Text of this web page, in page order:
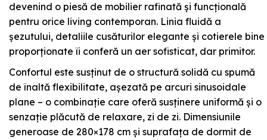
devenind o piesă de mobilier rafinată și funcțională
pentru orice living contemporan. Linia fluidă a
șezutului, detaliile cusăturilor elegante și cotierele bine
proporționate îi conferă un aer sofisticat, dar primitor.
Confortul este susținut de o structură solidă cu spumă
de înaltă flexibilitate, așezată pe arcuri sinusoidale
plane – o combinație care oferă susținere uniformă și o
senzație plăcută de relaxare, zi de zi. Dimensiunile
generoase de 280×178 cm și suprafața de dormit de